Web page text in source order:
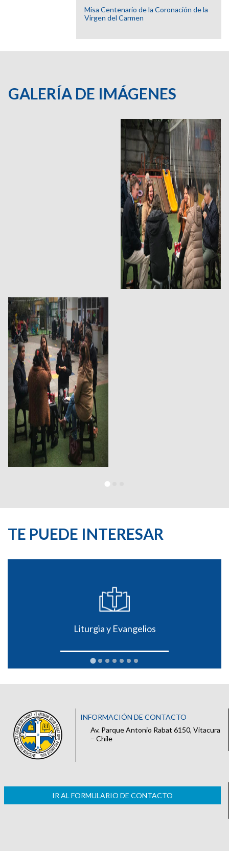
Misa Centenario de la Coronación de la
Virgen del Carmen
GALERÍA DE IMÁGENES
TE PUEDE INTERESAR
Liturgia y Evangelios
INFORMACIÓN DE CONTACTO
Av. Parque Antonio Rabat 6150, Vitacura
– Chile
IR AL FORMULARIO DE CONTACTO